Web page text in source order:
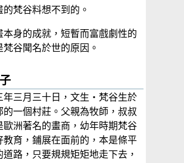
的梵谷料想不到的。
本身的成就，短暫而富戲劇性的
梵谷聞名於世的原因。
年三月三十日，文生‧梵谷生於
的一個村莊。父親為牧師，叔叔
歐洲著名的畫商，幼年時期梵谷
教育，鋪展在面前的，本是條平
道路，只要規規矩矩地走下去，